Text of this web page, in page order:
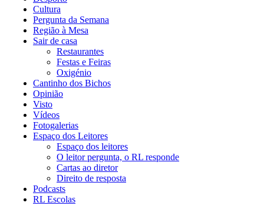
Cultura
Pergunta da Semana
Região à Mesa
Sair de casa
Restaurantes
Festas e Feiras
Oxigénio
Cantinho dos Bichos
Opinião
Visto
Vídeos
Fotogalerias
Espaço dos Leitores
Espaço dos leitores
O leitor pergunta, o RL responde
Cartas ao diretor
Direito de resposta
Podcasts
RL Escolas